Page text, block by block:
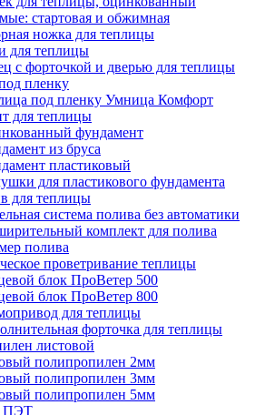
стартовая и обжимная
ножка для теплицы
для теплицы
с форточкой и дверью для теплицы
пленку
под пленку Умница Комфорт
для теплицы
фундамент
из бруса
пластиковый
для пластикового фундамента
для теплицы
система полива без автоматики
комплект для полива
полива
проветривание теплицы
блок ПроВетер 500
блок ПроВетер 800
для теплицы
форточка для теплицы
листовой
полипропилен 2мм
полипропилен 3мм
полипропилен 5мм
ПЭТ